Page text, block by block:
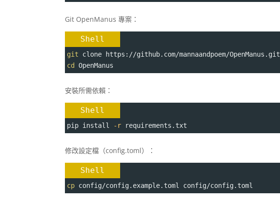
Git OpenManus 專案：
Shell
git clone https://github.com/mannaandpoem/OpenManus.git
cd
OpenManus
安裝所需依賴：
Shell
pip install -r requirements.txt
修改設定檔（config.toml）：
Shell
cp config/config.example.toml config/config.toml